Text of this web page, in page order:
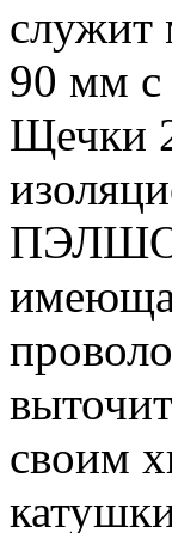
служит
90 мм
Щечки
ПЭЛШО
своим